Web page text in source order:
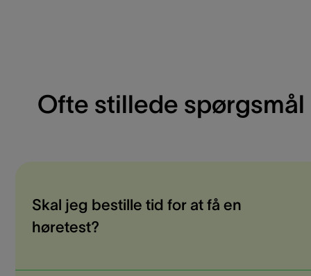
Ofte stillede spørgsmål
Skal jeg bestille tid for at få en
høretest?